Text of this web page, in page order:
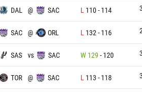
DAL @ SAC L 110- 114
SAC @ ORL L 132 - 116
SAS vs SAC W 129 - 120
TOR @ SAC L 113 - 118